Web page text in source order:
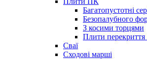
Багатопустотні
Безопалубного
З косими торцями
Плити перекриття
Сваї
Сходові марші